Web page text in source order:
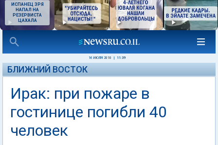
ИСПАНЕЦ ЗРЯ
НАПАЛ НА
РЕЗЕРВИСТА
ЦАХАЛА
16 ИЮЛЯ 2010 11:39
БЛИЖНИЙ ВОСТОК
Ирак: при пожаре в
гостинице погибли 40
человек